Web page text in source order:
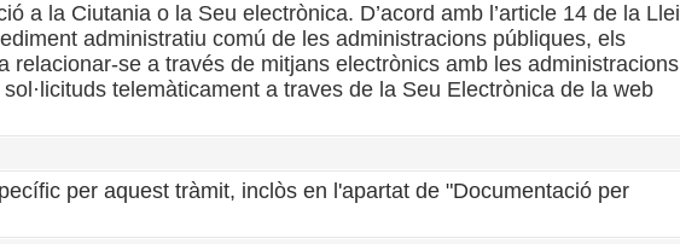
a la Ciutania o la Seu electrònica. D’acord amb l’article 14 de la Llei
administratiu comú de les administracions públiques, els
relacionar-se a través de mitjans electrònics amb les administracions
telemàticament a traves de la Seu Electrònica de la web
per aquest tràmit, inclòs en l'apartat de "Documentació per